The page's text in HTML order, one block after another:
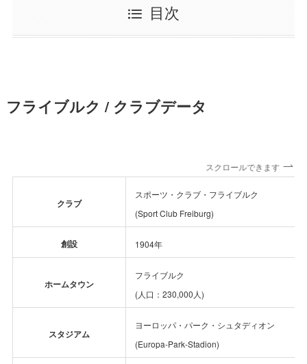
目次
フライブルク / クラブデータ
スクロールできます
クラブ
スポーツ・クラブ・フライブルク
(Sport Club Freiburg)
創設 1904年
ホームタウン
フライブルク
(人口：230,000人)
スタジアム
ヨーロッパ・パーク・シュタディオン
(Europa-Park-Stadion)